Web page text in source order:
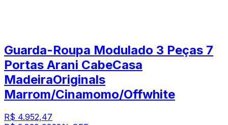
Guarda-Roupa Modulado 3 Peças 7
Portas Arani CabeCasa
MadeiraOriginals
Marrom/Cinamomo/Offwhite
R$ 4.952,47